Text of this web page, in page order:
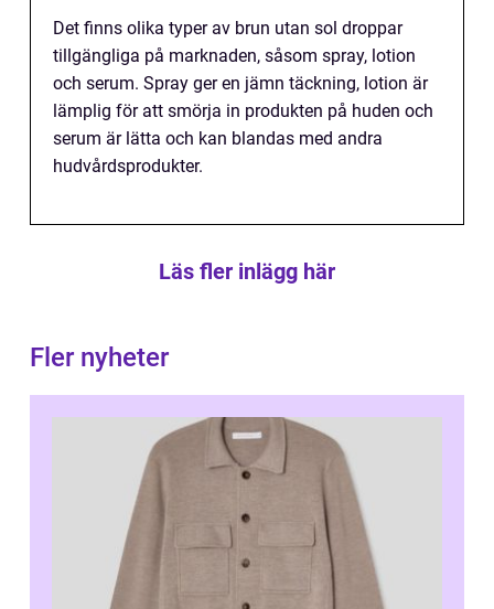
Det finns olika typer av brun utan sol droppar
tillgängliga på marknaden, såsom spray, lotion
och serum. Spray ger en jämn täckning, lotion är
lämplig för att smörja in produkten på huden och
serum är lätta och kan blandas med andra
hudvårdsprodukter.
Läs fler inlägg här
Fler nyheter